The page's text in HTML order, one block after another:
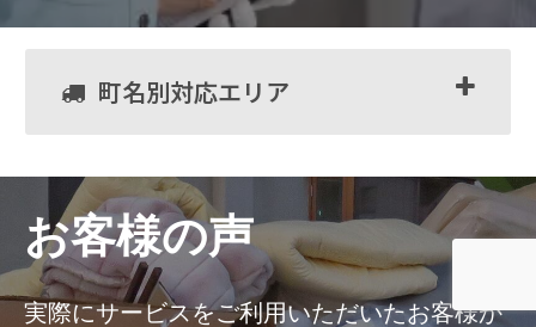
町名別対応エリア
お客様の声
実際にサービスをご利用いただいたお客様か